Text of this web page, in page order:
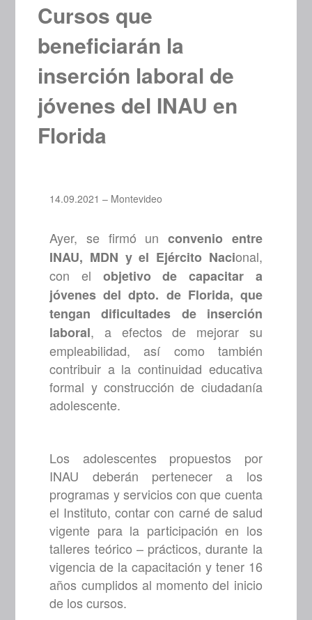
Cursos que
beneficiarán la
inserción laboral de
jóvenes del INAU en
Florida
14.09.2021 – Montevideo
Ayer, se firmó un convenio entre
INAU, MDN y el Ejército Nacional,
con el objetivo de capacitar a
jóvenes del dpto. de Florida, que
tengan dificultades de inserción
laboral, a efectos de mejorar su
empleabilidad, así como también
contribuir a la continuidad educativa
formal y construcción de ciudadanía
adolescente.
Los adolescentes propuestos por
INAU deberán pertenecer a los
programas y servicios con que cuenta
el Instituto, contar con carné de salud
vigente para la participación en los
talleres teórico – prácticos, durante la
vigencia de la capacitación y tener 16
años cumplidos al momento del inicio
de los cursos.